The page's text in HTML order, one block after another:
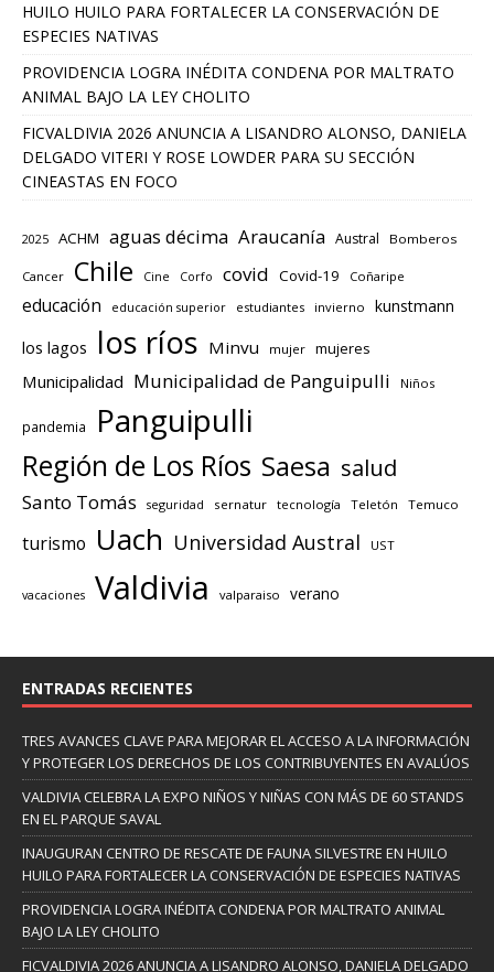
HUILO HUILO PARA FORTALECER LA CONSERVACIÓN DE
ESPECIES NATIVAS
PROVIDENCIA LOGRA INÉDITA CONDENA POR MALTRATO
ANIMAL BAJO LA LEY CHOLITO
FICVALDIVIA 2026 ANUNCIA A LISANDRO ALONSO, DANIELA
DELGADO VITERI Y ROSE LOWDER PARA SU SECCIÓN
CINEASTAS EN FOCO
2025 ACHM aguas décima Araucanía Austral Bomberos
Cancer Chile Cine Corfo covid Covid-19 Coñaripe
educación educación superior estudiantes invierno kunstmann
los lagos los ríos Minvu mujer mujeres
Municipalidad Municipalidad de Panguipulli Niños
pandemia Panguipulli
Región de Los Ríos Saesa salud
Santo Tomás seguridad sernatur tecnología Teletón Temuco
turismo Uach Universidad Austral UST
vacaciones Valdivia valparaiso verano
ENTRADAS RECIENTES
TRES AVANCES CLAVE PARA MEJORAR EL ACCESO A LA INFORMACIÓN
Y PROTEGER LOS DERECHOS DE LOS CONTRIBUYENTES EN AVALÚOS
VALDIVIA CELEBRA LA EXPO NIÑOS Y NIÑAS CON MÁS DE 60 STANDS
EN EL PARQUE SAVAL
INAUGURAN CENTRO DE RESCATE DE FAUNA SILVESTRE EN HUILO
HUILO PARA FORTALECER LA CONSERVACIÓN DE ESPECIES NATIVAS
PROVIDENCIA LOGRA INÉDITA CONDENA POR MALTRATO ANIMAL
BAJO LA LEY CHOLITO
FICVALDIVIA 2026 ANUNCIA A LISANDRO ALONSO, DANIELA DELGADO